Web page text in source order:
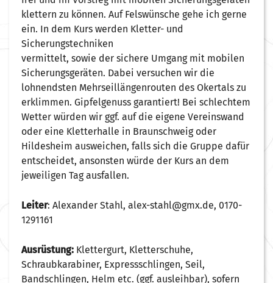
klettern zu können. Auf Felswünsche gehe ich gerne
ein. In dem Kurs werden Kletter- und
Sicherungstechniken
vermittelt, sowie der sichere Umgang mit mobilen
Sicherungsgeräten. Dabei versuchen wir die
lohnendsten Mehrseillängenrouten des Okertals zu
erklimmen. Gipfelgenuss garantiert! Bei schlechtem
Wetter würden wir ggf. auf die eigene Vereinswand
oder eine Kletterhalle in Braunschweig oder
Hildesheim ausweichen, falls sich die Gruppe dafür
entscheidet, ansonsten würde der Kurs an dem
jeweiligen Tag ausfallen.
Leiter: Alexander Stahl, alex-stahl@gmx.de, 0170-
1291161
Ausrüstung: Klettergurt, Kletterschuhe,
Schraubkarabiner, Expressschlingen, Seil,
Bandschlingen, Helm etc. (ggf. ausleihbar), sofern